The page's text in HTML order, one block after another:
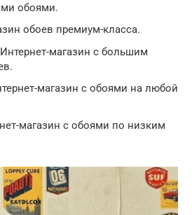
обоями.
обоев премиум-класса.
магазин с большим
магазин с обоями на любой
магазин с обоями по низким